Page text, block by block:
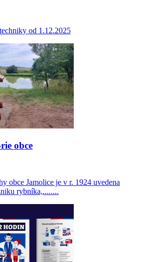
od 1.12.2025
obce
obce Jamolice je v r. 1924 uvedena
rybníka,........